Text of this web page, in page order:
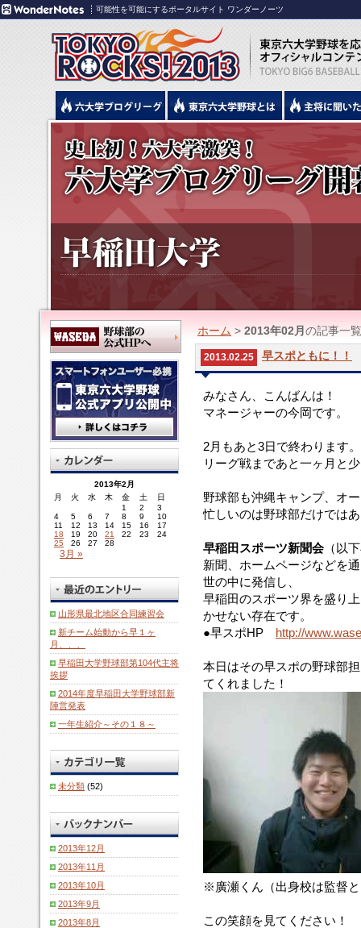
可能性を可能にするポータルサイト ワンダーノーツ
ホーム > 2013年02月 の記事一覧
2013.02.25 早スポともに！！
みなさん、こんばんは！
マネージャーの今岡です。
2月もあと3日で終わります。
リーグ戦まであと一ヶ月と
野球部も沖縄キャンプ、オ
忙しいのは野球部だけでは
早稲田スポーツ新聞会 （以
新聞、ホームページなどを
世の中に発信し、
早稲田のスポーツ界を盛り
かせない存在です。
●早スポHP http://
本日はその早スポの野球部
てくれました！
※廣瀬くん（出身校は監督
この笑顔を見てください！
2013年2月
月
火 水 木 金 土
日
1
2
3
4
5 6 7 8 9
10
11
12 13 14 15 16
17
18
19 20 21 22 23
24
25
26 27 28
3月 »
山形県最北地区合同練習会
新チーム始動から早１ヶ
月、、、
早稲田大学野球部第104代主将
挨拶
2014年度早稲田大学野球部新
陣営発表
一年生紹介～その１８～
未分類 (52)
2013年12月
2013年11月
2013年10月
2013年9月
2013年8月